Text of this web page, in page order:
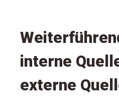
interne
externe